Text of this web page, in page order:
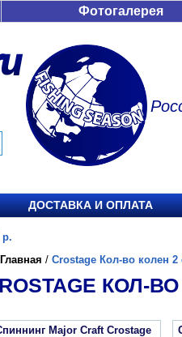
Фотогалерея
ДОСТАВКА И ОПЛАТА
р.
Главная / Crostage Кол-во колен 2
КОЛ-
Major Craft Crostage